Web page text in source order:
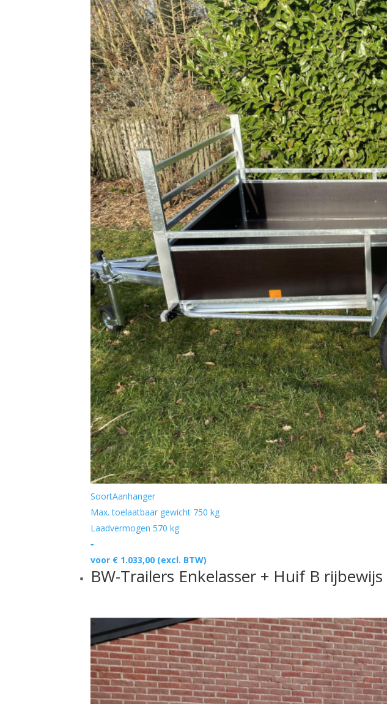
SoortAanhanger
Max. toelaatbaar gewicht 750 kg
Laadvermogen 570 kg
-
voor € 1.033,00 (excl. BTW)
BW-Trailers Enkelasser + Huif B rijbewijs